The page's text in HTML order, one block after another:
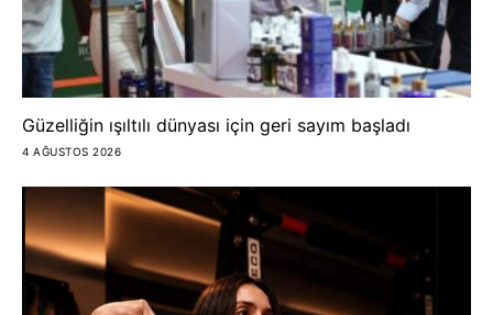
Güzelliğin ışıltılı dünyası için geri sayım başladı
4 AĞUSTOS 2026